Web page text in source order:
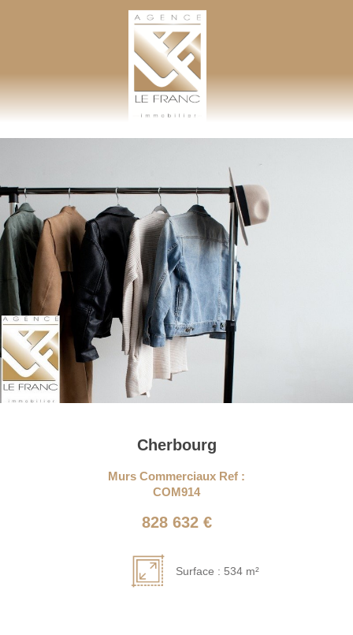
AGENCE LEFRANC IMMOBILIER
Cherbourg
Murs Commerciaux Ref :
COM914
828 632 €
Surface : 534 m²